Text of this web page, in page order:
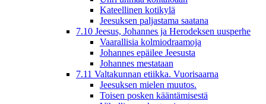
Kateellinen kotikylä
Jeesuksen paljastama saatana
7.10 Jeesus, Johannes ja Herodeksen uusperhe
Vaarallisia kolmiodraamoja
Johannes epäilee Jeesusta
Johannes mestataan
7.11 Valtakunnan etiikka. Vuorisaarna
Jeesuksen mielen muutos.
Toisen posken kääntämisestä